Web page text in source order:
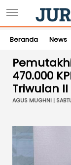
Beranda News
470.000
Triwulan II
AGUS MUGHNI |